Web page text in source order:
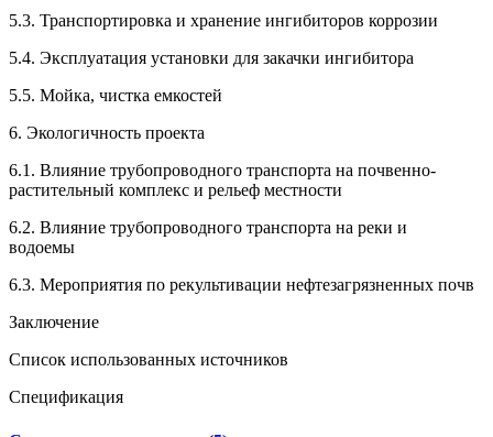
5.3. Транспортировка и хранение ингибиторов коррозии
5.4. Эксплуатация установки для закачки ингибитора
5.5. Мойка, чистка емкостей
6. Экологичность проекта
6.1. Влияние трубопроводного транспорта на почвенно-
растительный комплекс и рельеф местности
6.2. Влияние трубопроводного транспорта на реки и
водоемы
6.3. Мероприятия по рекультивации нефтезагрязненных почв
Заключение
Список использованных источников
Спецификация